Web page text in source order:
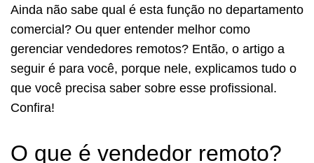
Ainda não sabe qual é esta função no departamento
comercial? Ou quer entender melhor como
gerenciar vendedores remotos? Então, o artigo a
seguir é para você, porque nele, explicamos tudo o
que você precisa saber sobre esse profissional.
Confira!
O que é vendedor remoto?